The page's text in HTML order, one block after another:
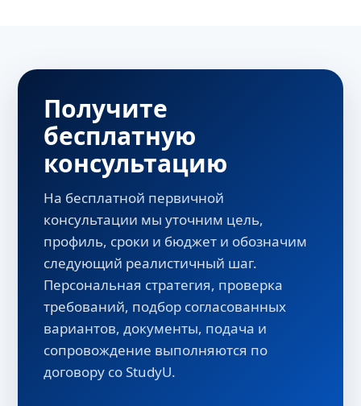
Получите
бесплатную
консультацию
На бесплатной первичной
консультации мы уточним цель,
профиль, сроки и бюджет и обозначим
следующий реалистичный шаг.
Персональная стратегия, проверка
требований, подбор согласованных
вариантов, документы, подача и
сопровождение выполняются по
договору со StudyU.